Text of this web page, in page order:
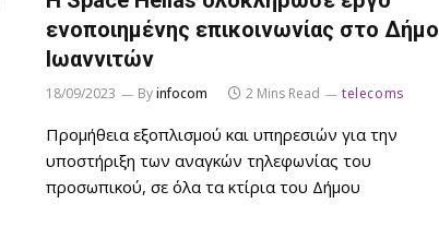
ενοποιημένης επικοινωνίας στο Δήμο
Ιωαννιτών
18/09/2023 Byinfocom 2 Mins Read telecoms
Προμήθεια εξοπλισμού και υπηρεσιών για την
υποστήριξη των αναγκών τηλεφωνίας του
προσωπικού, σε όλα τα κτίρια του Δήμου